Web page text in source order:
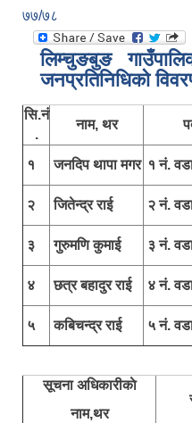
७७/७८
लिम्चुङबुङ
जनप्रतिनिधिकाे
सि.नं
.
नाम, थर
१ जनदिप थापा मगर १ नं.
२ जितेन्द्र राई २ नं.
३
गुरुमणि कुमाई ३ नं.
४ छत्र बहादुर राई ४ नं.
५ कबिचन्द्र राई ५ नं.
सूचना अधिकारीकाे
नाम,थर